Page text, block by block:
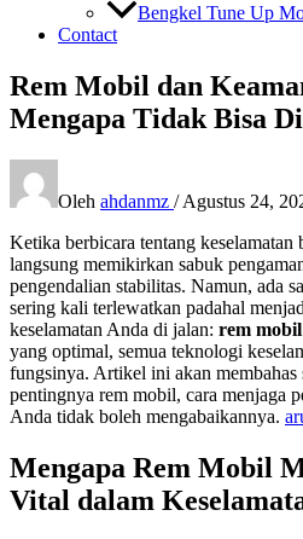
Bengkel Tune Up
Contact
Rem Mobil dan
Mengapa Tidak Bisa
Oleh ahdanmz /Agustus 24,
Ketika berbicara tentang keselamatan
langsung memikirkan sabuk
pengendalian stabilitas. Namun, ada
sering kali terlewatkan padahal
keselamatan Anda di jalan: rem mobil
yang optimal, semua teknologi
fungsinya. Artikel ini akan membahas
pentingnya rem mobil, cara menjaga
Anda tidak boleh mengabaikannya.
Mengapa Rem Mobil
Vital dalam